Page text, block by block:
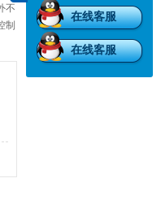
不
制
在线客服
在线客服